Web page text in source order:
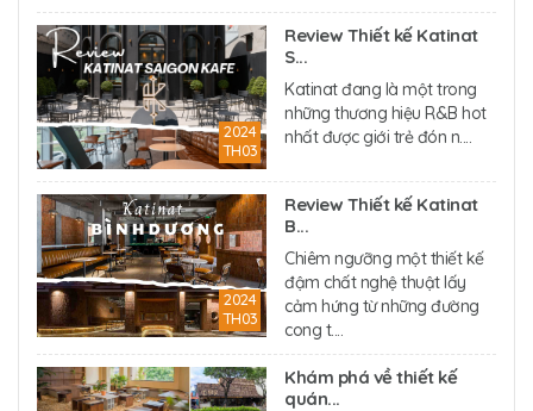
2024
TH03
Review Thiết kế Katinat
S...
Katinat đang là một trong
những thương hiệu R&B hot
nhất được giới trẻ đón n....
2024
TH03
Review Thiết kế Katinat
B...
Chiêm ngưỡng một thiết kế
đậm chất nghệ thuật lấy
cảm hứng từ những đường
cong t....
Khám phá về thiết kế
quán...